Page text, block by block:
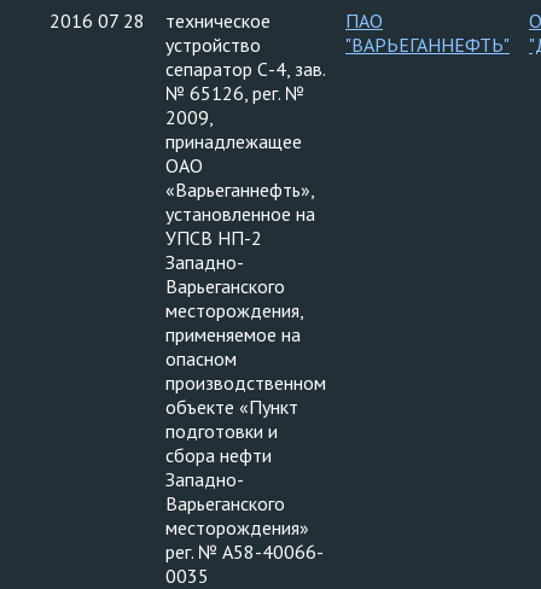
2016 07 28
техническое
устройство
сепаратор С-4, зав.
№ 65126, рег. №
2009,
принадлежащее
ОАО
«Варьеганнефть»,
установленное на
УПСВ НП-2
Западно-
Варьеганского
месторождения,
применяемое на
опасном
производственном
объекте «Пункт
подготовки и
сбора нефти
Западно-
Варьеганского
месторождения»
рег. № А58-40066-
0035
ПАО
"ВАРЬЕГАННЕФТЬ"